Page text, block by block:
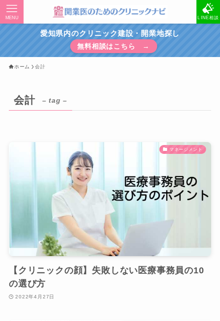
LINE相談
MENU
愛知県内のクリニック建設・開業地探し
無料相談はこちら →
ホーム 会計
会計 – tag –
マネージメント
【クリニックの顔】失敗しない医療事務員の10
の選び方
2022年4月27日